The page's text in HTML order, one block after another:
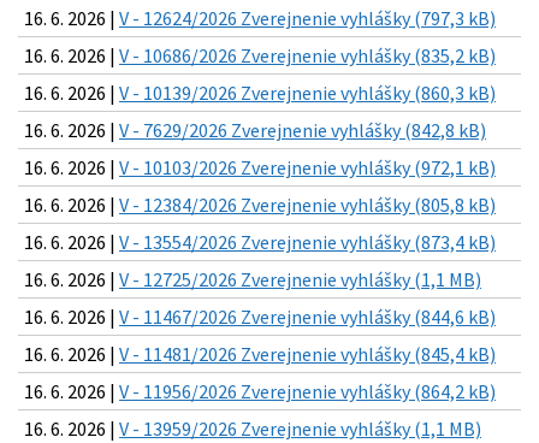
16. 6. 2026 | V - 12624/2026 Zverejnenie vyhlášky (797,3 kB)
16. 6. 2026 | V - 10686/2026 Zverejnenie vyhlášky (835,2 kB)
16. 6. 2026 | V - 10139/2026 Zverejnenie vyhlášky (860,3 kB)
16. 6. 2026 | V - 7629/2026 Zverejnenie vyhlášky (842,8 kB)
16. 6. 2026 | V - 10103/2026 Zverejnenie vyhlášky (972,1 kB)
16. 6. 2026 | V - 12384/2026 Zverejnenie vyhlášky (805,8 kB)
16. 6. 2026 | V - 13554/2026 Zverejnenie vyhlášky (873,4 kB)
16. 6. 2026 | V - 12725/2026 Zverejnenie vyhlášky (1,1 MB)
16. 6. 2026 | V - 11467/2026 Zverejnenie vyhlášky (844,6 kB)
16. 6. 2026 | V - 11481/2026 Zverejnenie vyhlášky (845,4 kB)
16. 6. 2026 | V - 11956/2026 Zverejnenie vyhlášky (864,2 kB)
16. 6. 2026 | V - 13959/2026 Zverejnenie vyhlášky (1,1 MB)